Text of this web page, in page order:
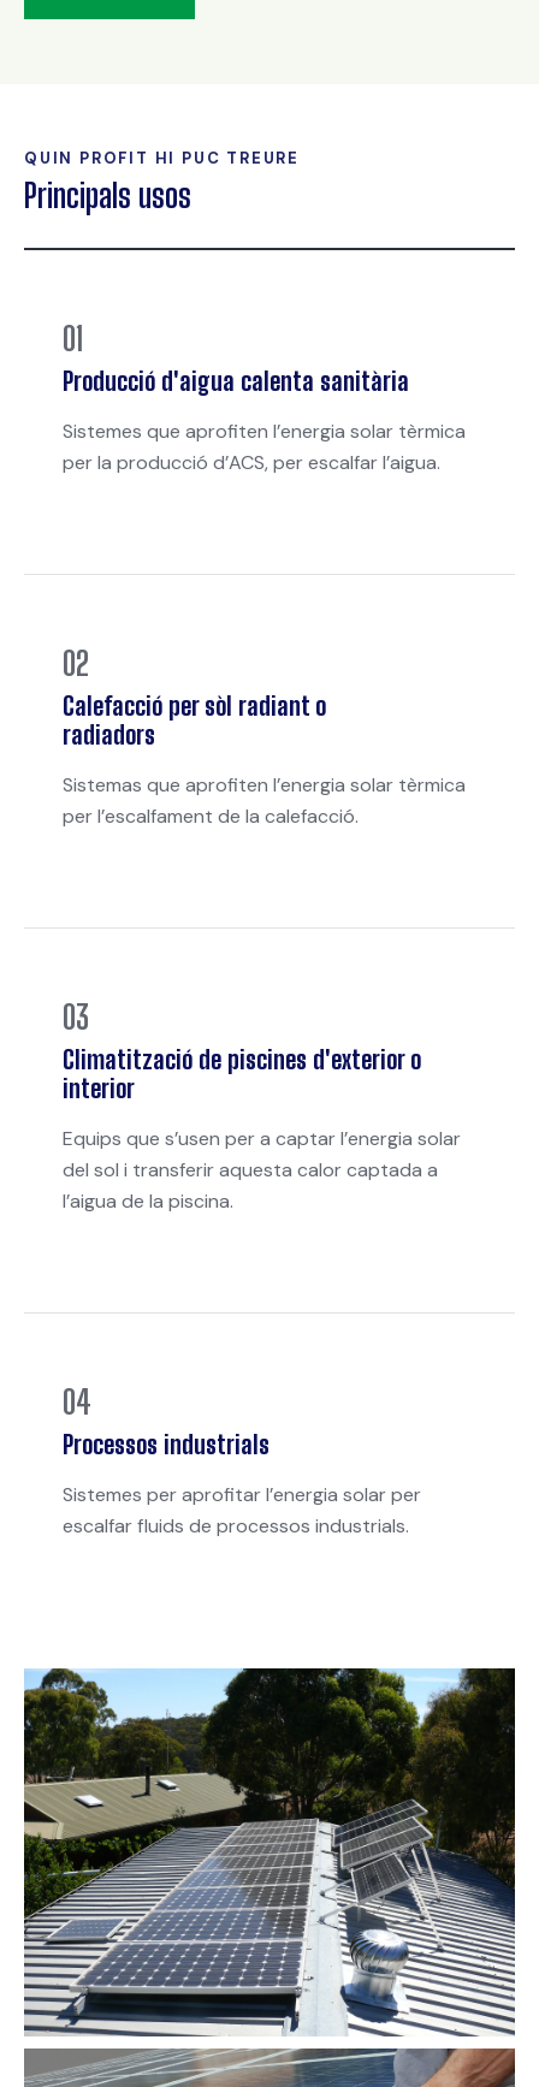
QUIN PROFIT HI PUC TREURE
Principals usos
01
Producció d'aigua calenta sanitària
Sistemes que aprofiten l’energia solar tèrmica
per la producció d’ACS, per escalfar l’aigua.
02
Calefacció per sòl radiant o
radiadors
Sistemas que aprofiten l’energia solar tèrmica
per l’escalfament de la calefacció.
03
Climatització de piscines d'exterior o
interior
Equips que s’usen per a captar l’energia solar
del sol i transferir aquesta calor captada a
l’aigua de la piscina.
04
Processos industrials
Sistemes per aprofitar l’energia solar per
escalfar fluids de processos industrials.